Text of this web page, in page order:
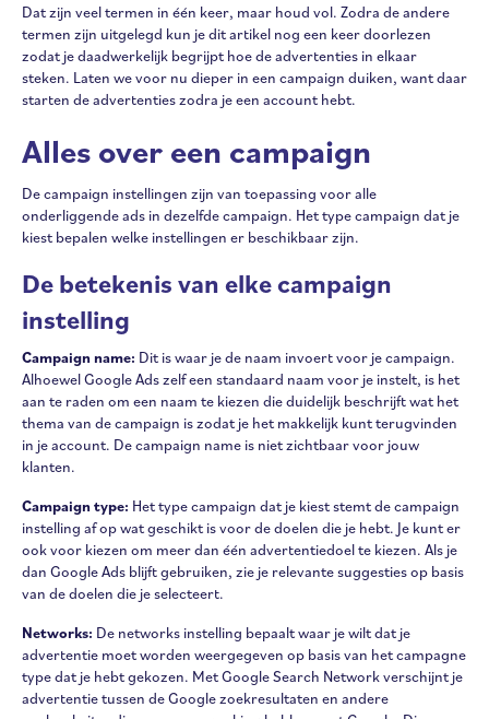
Dat zijn veel termen in één keer, maar houd vol. Zodra de andere
termen zijn uitgelegd kun je dit artikel nog een keer doorlezen
zodat je daadwerkelijk begrijpt hoe de advertenties in elkaar
steken. Laten we voor nu dieper in een campaign duiken, want daar
starten de advertenties zodra je een account hebt.
Alles over een campaign
De campaign instellingen zijn van toepassing voor alle
onderliggende ads in dezelfde campaign. Het type campaign dat je
kiest bepalen welke instellingen er beschikbaar zijn.
De betekenis van elke campaign
instelling
Campaign name: Dit is waar je de naam invoert voor je campaign.
Alhoewel Google Ads zelf een standaard naam voor je instelt, is het
aan te raden om een naam te kiezen die duidelijk beschrijft wat het
thema van de campaign is zodat je het makkelijk kunt terugvinden
in je account. De campaign name is niet zichtbaar voor jouw
klanten.
Campaign type: Het type campaign dat je kiest stemt de campaign
instelling af op wat geschikt is voor de doelen die je hebt. Je kunt er
ook voor kiezen om meer dan één advertentiedoel te kiezen. Als je
dan Google Ads blijft gebruiken, zie je relevante suggesties op basis
van de doelen die je selecteert.
Networks: De networks instelling bepaalt waar je wilt dat je
advertentie moet worden weergegeven op basis van het campagne
type dat je hebt gekozen. Met Google Search Network verschijnt je
advertentie tussen de Google zoekresultaten en andere